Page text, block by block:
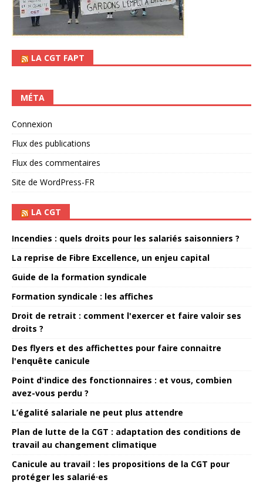
LA CGT FAPT
MÉTA
Connexion
Flux des publications
Flux des commentaires
Site de WordPress-FR
LA CGT
Incendies : quels droits pour les salariés saisonniers ?
La reprise de Fibre Excellence, un enjeu capital
Guide de la formation syndicale
Formation syndicale : les affiches
Droit de retrait : comment l'exercer et faire valoir ses
droits ?
Des flyers et des affichettes pour faire connaitre
l'enquête canicule
Point d'indice des fonctionnaires : et vous, combien
avez-vous perdu ?
L’égalité salariale ne peut plus attendre
Plan de lutte de la CGT : adaptation des conditions de
travail au changement climatique
Canicule au travail : les propositions de la CGT pour
protéger les salarié·es